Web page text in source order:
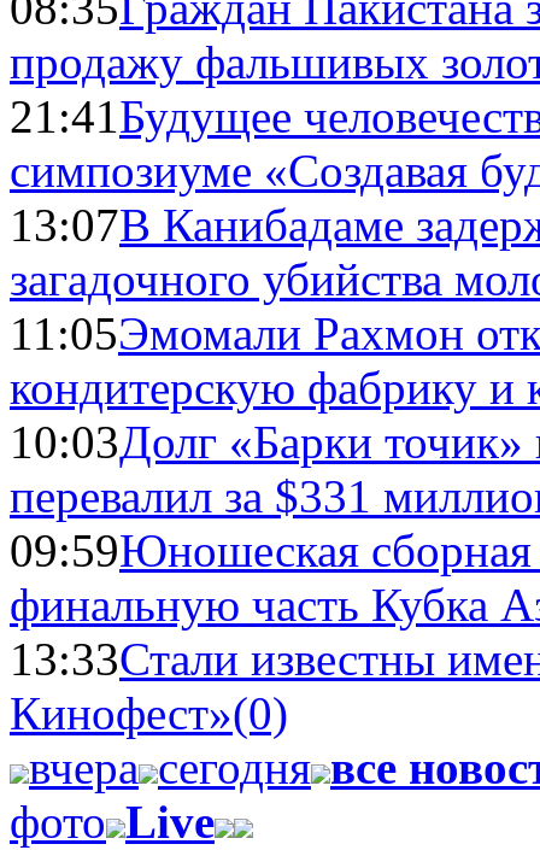
продажу фальшивых
21:41Будущее
симпозиуме «Создавая
13:07В Канибадаме
загадочного убийства
11:05Эмомали Рахмон
кондитерскую фабрику и
10:03Долг «Барки
перевалил за $331
09:59Юношеская
финальную часть Кубка
13:33Стали известны
Кинофест»(0)
вчера сегодня все
фото Live